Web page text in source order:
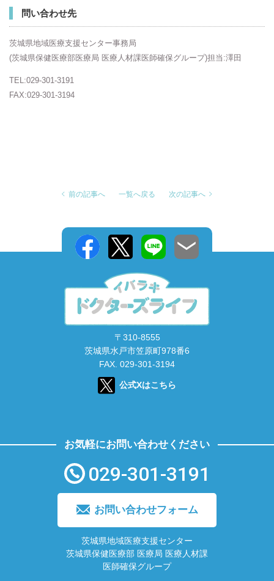
問い合わせ先
茨城県地域医療支援センター事務局
(茨城県保健医療部医療局 医療人材課医師確保グループ)担当:澤田
TEL:029-301-3191
FAX:029-301-3194
前の記事へ 一覧へ戻る 次の記事へ
〒310-8555
茨城県水戸市笠原町978番6
FAX. 029-301-3194
公式Xはこちら
お気軽にお問い合わせください
029-301-3191
お問い合わせフォーム
茨城県地域医療支援センター
茨城県保健医療部 医療局 医療人材課
医師確保グループ